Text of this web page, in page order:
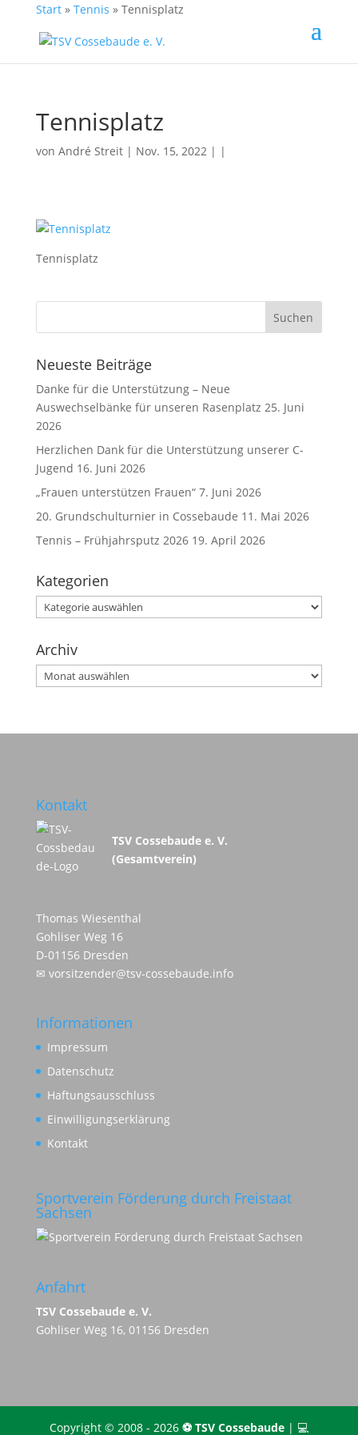
Start» Tennis » Tennisplatz
Tennisplatz
von André Streit| Nov. 15, 2022 | |
Tennisplatz
Neueste Beiträge
Danke für die Unterstützung – Neue
Auswechselbänke für unseren Rasenplatz 25. Juni
2026
Herzlichen Dank für die Unterstützung unserer C-
Jugend 16. Juni 2026
„Frauen unterstützen Frauen“ 7. Juni 2026
20. Grundschulturnier in Cossebaude 11. Mai 2026
Tennis – Frühjahrsputz 2026 19. April 2026
Kategorien
Kategorien
Archiv
Archiv
Kontakt
TSV Cossebaude e. V.
(Gesamtverein)
Thomas Wiesenthal
Gohliser Weg 16
D-01156 Dresden
✉ vorsitzender@tsv-cossebaude.info
Informationen
Impressum
Datenschutz
Haftungsausschluss
Einwilligungserklärung
Kontakt
Sportverein Förderung durch Freistaat
Sachsen
Anfahrt
TSV Cossebaude e. V.
Gohliser Weg 16, 01156 Dresden
Copyright © 2008 - 2026 ⚽️ TSV Cossebaude| 💻